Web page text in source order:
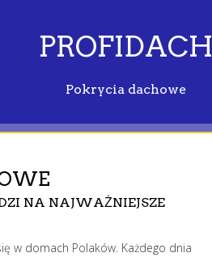
PROFIDACH
Pokrycia dachowe
NA NAJWAŻNIEJSZE
w domach Polaków. Każdego dnia